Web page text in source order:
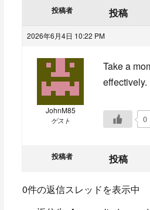
投稿者 投稿
2026年6月4日 10:22 PM
JohnM85
ゲスト
Take a
effectively.
0
投稿者 投稿
0件の返信スレッドを表示中